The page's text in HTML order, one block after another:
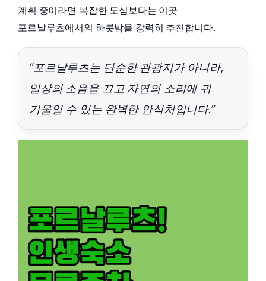
계획 중이라면 복잡한 도심보다는 이곳
포르날루츠에서의 하룻밤을 강력히 추천합니다.
“포르날루츠는 단순한 관광지가 아니라,
일상의 소음을 끄고 자연의 소리에 귀
기울일 수 있는 완벽한 안식처입니다.”